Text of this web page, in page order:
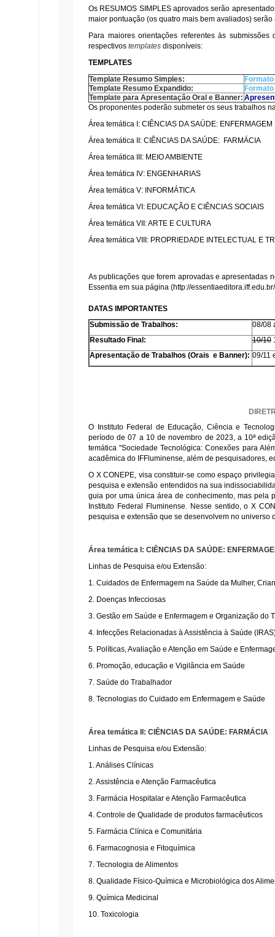
Os RESUMOS SIMPLES aprovados serão
maior pontuação (os quatro mais bem avaliados)
Para maiores orientações referentes às
respectivos templates disponíveis:
TEMPLATES
Template Resumo Simples:
Template Resumo Expandido:
Template para Apresentação Oral e Banner:
Os proponentes poderão submeter os seus trabalhos
Área temática I: CIÊNCIAS DA SAÚDE: ENFERMAGEM
Área temática II: CIÊNCIAS DA SAÚDE: FARMÁCIA
Área temática III: MEIO AMBIENTE
Área temática IV: ENGENHARIAS
Área temática V: INFORMÁTICA
Área temática VI: EDUCAÇÃO E CIÊNCIAS SOCIAIS
Área temática VII: ARTE E CULTURA
Área temática VIII: PROPRIEDADE INTELECTUAL E
As publicações que forem aprovadas e apresentadas
Essentia em sua página (http://
DATAS IMPORTANTES
Submissão de Trabalhos:
08/08
Resultado Final:
10/10
Apresentação de Trabalhos (Orais e Banner): 09/11
O Instituto Federal de Educação, Ciência e
período de 07 a 10 de novembro de 2023, a 10ª
temática "Sociedade Tecnológica: Conexões para
acadêmica do IFFluminense, além de pesquisadores,
O X CONEPE, visa constituir-se como espaço
pesquisa e extensão entendidos na sua
guia por uma única área de conhecimento, mas pela
Instituto Federal Fluminense. Nesse sentido, o X
pesquisa e extensão que se desenvolvem no universo
Área temática I: CIÊNCIAS DA SAÚDE:
Linhas de Pesquisa e/ou Extensão:
1. Cuidados de Enfermagem na Saúde da Mulher,
2. Doenças Infecciosas
3. Gestão em Saúde e Enfermagem e Organização do
4. Infecções Relacionadas à Assistência à Saúde
5. Políticas, Avaliação e Atenção em Saúde e
6. Promoção, educação e Vigilância em Saúde
7. Saúde do Trabalhador
8. Tecnologias do Cuidado em Enfermagem e Saúde
Área temática II: CIÊNCIAS DA SAÚDE: FARMÁCIA
Linhas de Pesquisa e/ou Extensão:
1. Análises Clínicas
2. Assistência e Atenção Farmacêutica
3. Farmácia Hospitalar e Atenção Farmacêutica
4. Controle de Qualidade de produtos farmacêuticos
5. Farmácia Clínica e Comunitária
6. Farmacognosia e Fitoquímica
7. Tecnologia de Alimentos
8. Qualidade Físico-Química e Microbiológica dos
9. Química Medicinal
10. Toxicologia